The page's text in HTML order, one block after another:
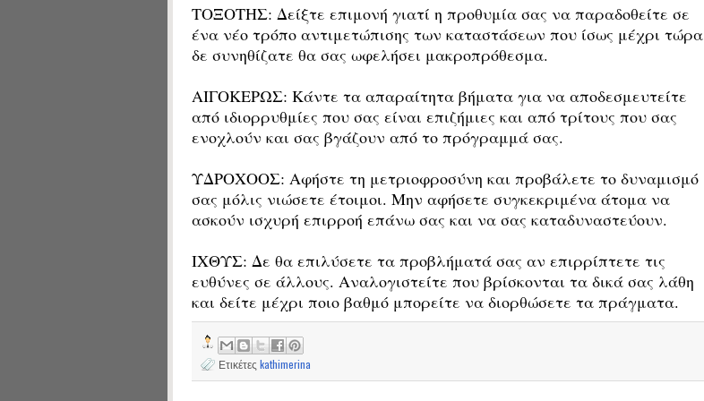
ΤΟΞΟΤΗΣ: Δείξτε επιμονή γιατί η προθυμία σας να παραδοθείτε σε
ένα νέο τρόπο αντιμετώπισης των καταστάσεων που ίσως μέχρι τώρα
δε συνηθίζατε θα σας ωφελήσει μακροπρόθεσμα.
ΑΙΓΟΚΕΡΩΣ: Κάντε τα απαραίτητα βήματα για να αποδεσμευτείτε
από ιδιορρυθμίες που σας είναι επιζήμιες και από τρίτους που σας
ενοχλούν και σας βγάζουν από το πρόγραμμά σας.
ΥΔΡΟΧΟΟΣ: Αφήστε τη μετριοφροσύνη και προβάλετε το δυναμισμό
σας μόλις νιώσετε έτοιμοι. Μην αφήσετε συγκεκριμένα άτομα να
ασκούν ισχυρή επιρροή επάνω σας και να σας καταδυναστεύουν.
ΙΧΘΥΣ: Δε θα επιλύσετε τα προβλήματά σας αν επιρρίπτετε τις
ευθύνες σε άλλους. Αναλογιστείτε που βρίσκονται τα δικά σας λάθη
και δείτε μέχρι ποιο βαθμό μπορείτε να διορθώσετε τα πράγματα.
Ετικέτες kathimerina